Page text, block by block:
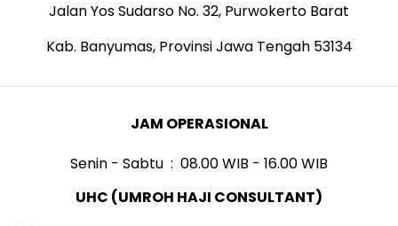
Jalan Yos Sudarso No. 32, Purwokerto Barat
Kab. Banyumas, Provinsi Jawa Tengah 53134
JAM OPERASIONAL
Senin - Sabtu : 08.00 WIB - 16.00 WIB
UHC (UMROH HAJI CONSULTANT)